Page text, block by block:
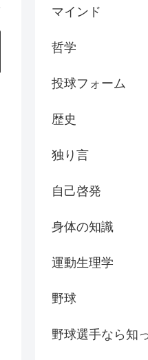
マインド
哲学
投球フォーム
歴史
独り言
自己啓発
身体の知識
運動生理学
野球
野球選手なら知